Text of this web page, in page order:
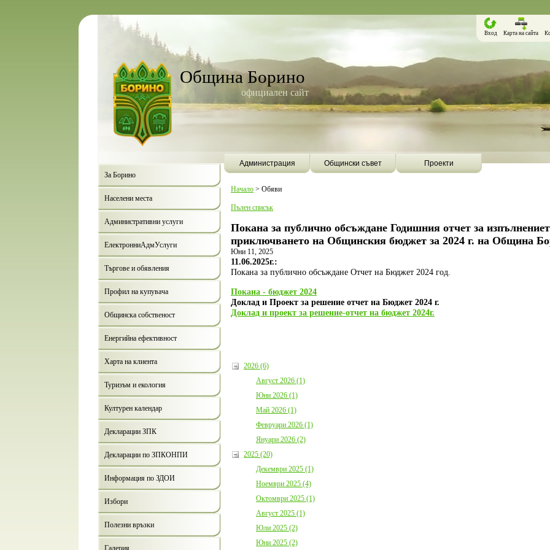
Община Борино
официален сайт
Вход Карта на сайта
Администрация Общински съвет
Проекти
За Борино
Населени места
Административни услуги
ЕлектронниАдмУслуги
Търгове и обявления
Профил на купувача
Общинска собственост
Енергийна ефективност
Харта на клиента
Туризъм и екология
Културен календар
Декларации ЗПК
Декларации по ЗПКОНПИ
Информация по ЗДОИ
Избори
Полезни връзки
Галерия
Начало > Обяви
Пълен списък
Покана за публично обсъждане Годишния отчет за
приключването на Общинския бюджет за 2024 г. на Община
Юни 11, 2025
11.06.2025г.:
Покана за публично обсъждане Отчет на Бюджет 2024 год.
Покана - бюджет 2024
Доклад и Проект за решение отчет на Бюджет 2024 г.
Дoклад и проект за решение-отчет на бюджет 2024г.
2026 (6)
Август 2026 (1)
Юни 2026 (1)
Май 2026 (1)
Февруари 2026 (1)
Януари 2026 (2)
2025 (20)
Декември 2025 (1)
Ноември 2025 (4)
Октомври 2025 (1)
Август 2025 (1)
Юли 2025 (2)
Юни 2025 (2)
Борино ще бъде първата община в
България с план за мирно
05.08.2026